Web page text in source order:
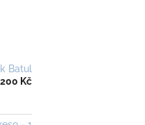
Batul
200 Kč